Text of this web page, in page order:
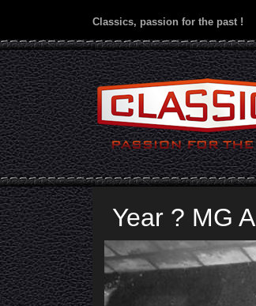
Classics, passion for the past !
Year ? MG A